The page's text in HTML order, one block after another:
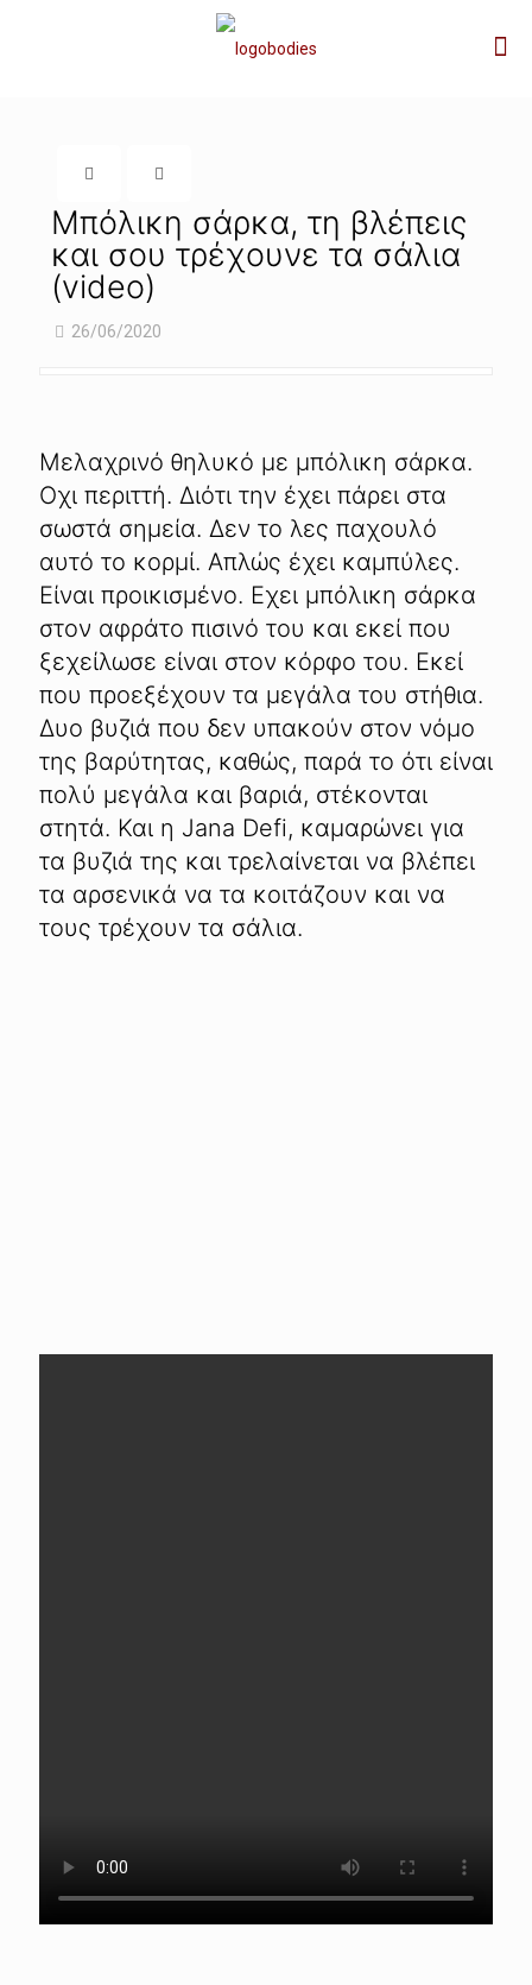
Μπόλικη σάρκα, τη βλέπεις
και σου τρέχουνε τα σάλια
(video)
26/06/2020
Μελαχρινό θηλυκό με μπόλικη σάρκα.
Οχι περιττή. Διότι την έχει πάρει στα
σωστά σημεία. Δεν το λες παχουλό
αυτό το κορμί. Απλώς έχει καμπύλες.
Είναι προικισμένο. Εχει μπόλικη σάρκα
στον αφράτο πισινό του και εκεί που
ξεχείλωσε είναι στον κόρφο του. Εκεί
που προεξέχουν τα μεγάλα του στήθια.
Δυο βυζιά που δεν υπακούν στον νόμο
της βαρύτητας, καθώς, παρά το ότι είναι
πολύ μεγάλα και βαριά, στέκονται
στητά. Και η Jana Defi, καμαρώνει για
τα βυζιά της και τρελαίνεται να βλέπει
τα αρσενικά να τα κοιτάζουν και να
τους τρέχουν τα σάλια.